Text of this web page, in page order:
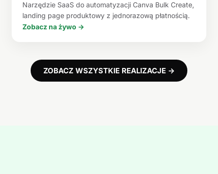
Narzędzie SaaS do automatyzacji Canva Bulk Create,
landing page produktowy z jednorazową płatnością.
Zobacz na żywo →
ZOBACZ WSZYSTKIE REALIZACJE →